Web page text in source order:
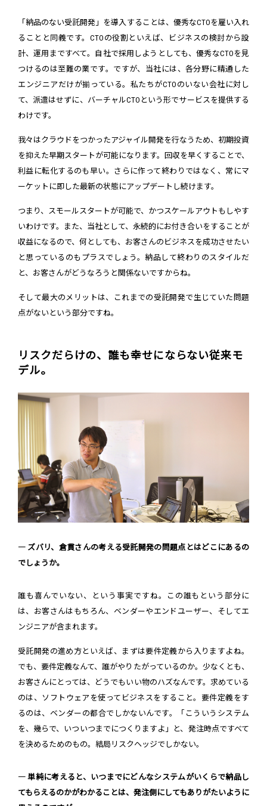
「納品のない受託開発」を導入することは、優秀なCTOを雇い入れ
ることと同義です。CTOの役割といえば、ビジネスの検討から設
計、運用まですべて。自社で採用しようとしても、優秀なCTOを見
つけるのは至難の業です。ですが、当社には、各分野に精通した
エンジニアだけが揃っている。私たちがCTOのいない会社に対し
て、派遣はせずに、バーチャルCTOという形でサービスを提供する
わけです。
我々はクラウドをつかったアジャイル開発を行なうため、初期投資
を抑えた早期スタートが可能になります。回収を早くすることで、
利益に転化するのも早い。さらに作って終わりではなく、常にマ
ーケットに即した最新の状態にアップデートし続けます。
つまり、スモールスタートが可能で、かつスケールアウトもしやす
いわけです。また、当社として、永続的にお付き合いをすることが
収益になるので、何としても、お客さんのビジネスを成功させたい
と思っているのもプラスでしょう。納品して終わりのスタイルだ
と、お客さんがどうなろうと関係ないですからね。
そして最大のメリットは、これまでの受託開発で生じていた問題
点がないという部分ですね。
リスクだらけの、誰も幸せにならない従来モ
デル。
― ズバリ、倉貫さんの考える受託開発の問題点とはどこにあるの
でしょうか。
誰も喜んでいない、という事実ですね。この誰もという部分に
は、お客さんはもちろん、ベンダーやエンドユーザー、そしてエ
ンジニアが含まれます。
受託開発の進め方といえば、まずは要件定義から入りますよね。
でも、要件定義なんて、誰がやりたがっているのか。少なくとも、
お客さんにとっては、どうでもいい物のハズなんです。求めている
のは、ソフトウェアを使ってビジネスをすること。要件定義をす
るのは、ベンダーの都合でしかないんです。「こういうシステム
を、幾らで、いついつまでにつくりますよ」と、発注時点ですべて
を決めるためのもの。結局リスクヘッジでしかない。
― 単純に考えると、いつまでにどんなシステムがいくらで納品し
てもらえるのかがわかることは、発注側にしてもありがたいように